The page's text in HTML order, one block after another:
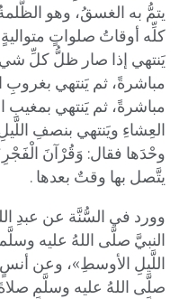
يتمُّ به الغسقُ، وهو
كلِّه أوقاتُ صلواتٍ
يَنتهي إذا صار ظلُّ كلِّ
مباشرةً، ثم يَنتهي
مباشرةً، ثم يَنتهي
العِشاءِ ويَنتهي بنصفِ
وحْدَها فقال: وَقُرْآنَ الْفَجْرِ؛
يتَّصل بها وقتٌ بعدها .
وورد في السُّنَّة عن عبدِ
النبيَّ صلَّى اللهُ عليه
اللَّيلِ الأوسطِ»، وعن
صلَّى اللهُ عليه وسلَّم